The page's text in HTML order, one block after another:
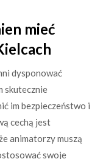
mieć
dysponować
skutecznie
im bezpieczeństwo i
cechą jest
animatorzy muszą
swoje